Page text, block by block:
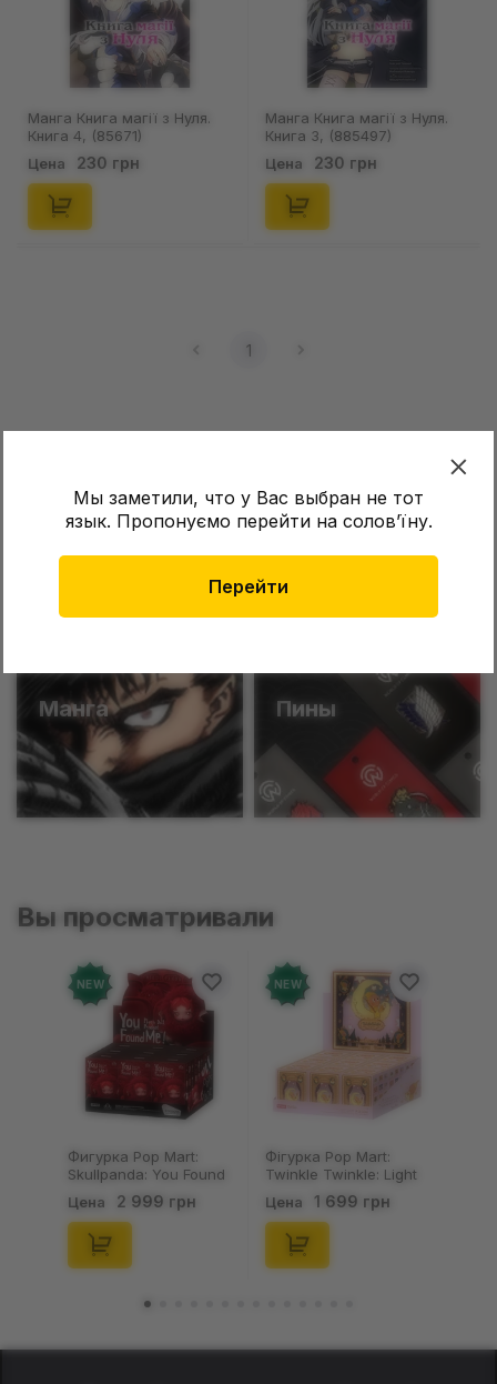
Мы заметили, что у Вас выбран не тот
язык. Пропонуємо перейти на соловʼїну.
Перейти
Манга Книга магії з Нуля.
Книга 4, (85671)
Цена 230 грн
Манга Книга магії з Нуля.
Книга 3, (885497)
Цена 230 грн
1
Популярные категории
Funko Катаны
Манга Пины
Вы просматривали
NEW
Фигурка Pop Mart:
Skullpanda: You Found
Me!: Plush Doll Pendant
Series (Blind Box: 1 з
10) (Secret Edition),
(29347)
Цена 2 999 грн
NEW
Фігурка Pop Mart:
Twinkle Twinkle: Light
Up: Scene Sets Series
(Blind Box: 1 з 10)
(Secret Edition),
(21372)
Цена 1 699 грн